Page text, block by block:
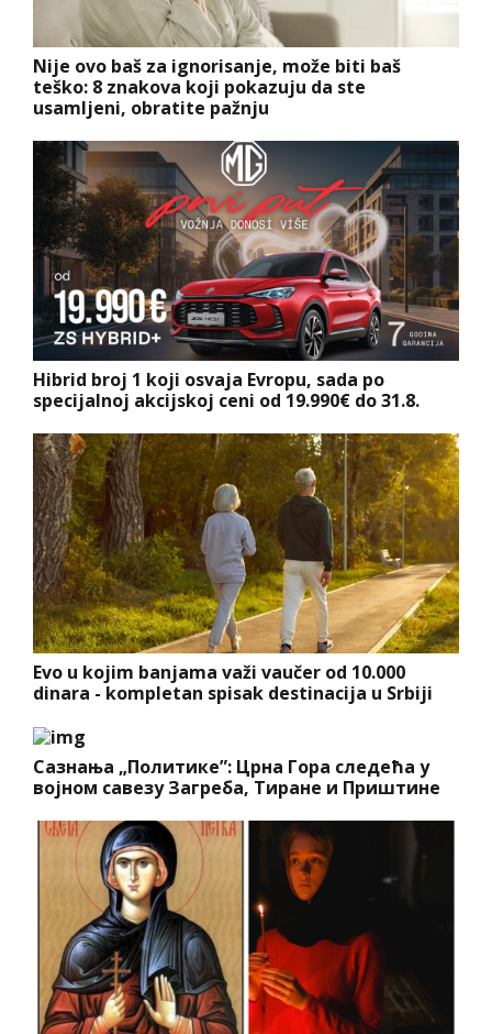
Nije ovo baš za ignorisanje, može biti baš
teško: 8 znakova koji pokazuju da ste
usamljeni, obratite pažnju
Hibrid broj 1 koji osvaja Evropu, sada po
specijalnoj akcijskoj ceni od 19.990€ do 31.8.
Evo u kojim banjama važi vaučer od 10.000
dinara - kompletan spisak destinacija u Srbiji
Сазнања „Политике”: Црна Гора следећа у
војном савезу Загреба, Тиране и Приштине